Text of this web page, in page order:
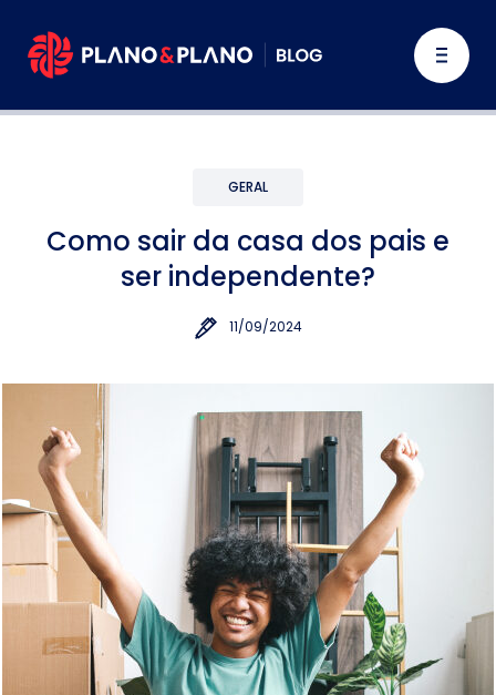
GERAL
Como sair da casa dos pais e
ser independente?
11/09/2024